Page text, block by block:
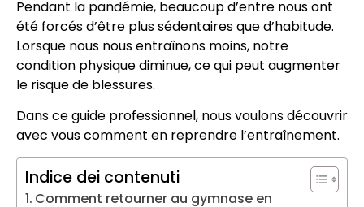
Pendant la pandémie, beaucoup d’entre nous ont
été forcés d’être plus sédentaires que d’habitude.
Lorsque nous nous entraînons moins, notre
condition physique diminue, ce qui peut augmenter
le risque de blessures.
Dans ce guide professionnel, nous voulons découvrir
avec vous comment en reprendre l’entraînement.
Indice dei contenuti
Comment retourner au gymnase en